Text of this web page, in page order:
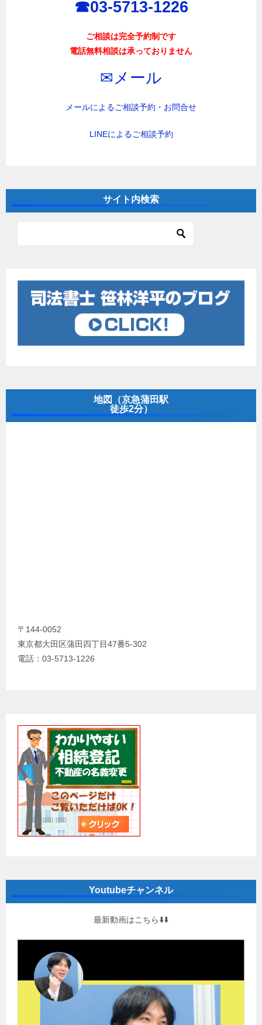
☎︎03-5713-1226
ご相談は完全予約制です
電話無料相談は承っておりません
✉︎メール
メールによるご相談予約・お問合せ
LINEによるご相談予約
サイト内検索
地図（京急蒲田駅
徒歩2分）
〒144-0052
東京都大田区蒲田四丁目47番5-302
電話：03-5713-1226
Youtubeチャンネル
最新動画はこちら⬇️⬇️